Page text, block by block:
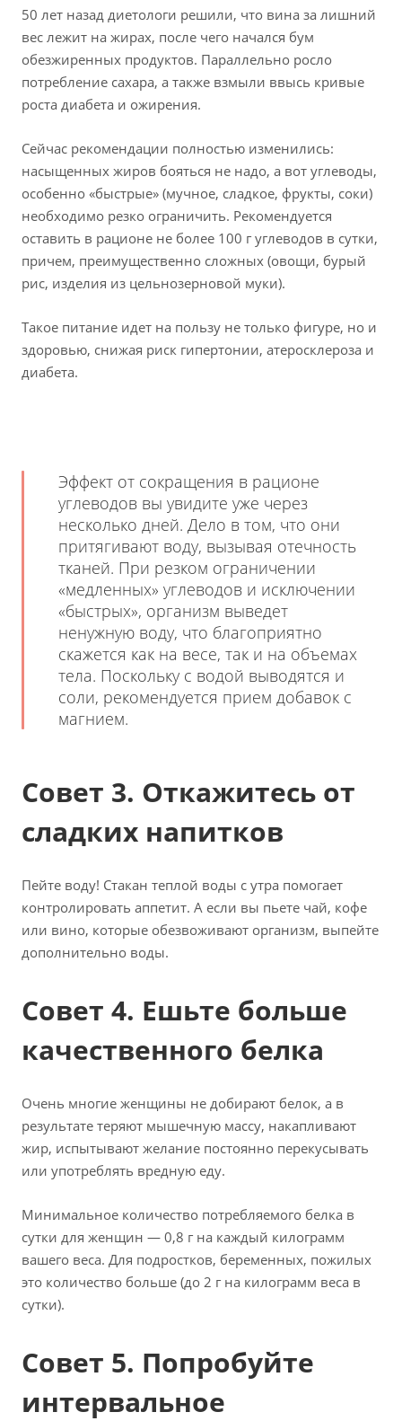
50 лет назад диетологи решили, что вина за лишний
вес лежит на жирах, после чего начался бум
обезжиренных продуктов. Параллельно росло
потребление сахара, а также взмыли ввысь кривые
роста диабета и ожирения.
Сейчас рекомендации полностью изменились:
насыщенных жиров бояться не надо, а вот углеводы,
особенно «быстрые» (мучное, сладкое, фрукты, соки)
необходимо резко ограничить. Рекомендуется
оставить в рационе не более 100 г углеводов в сутки,
причем, преимущественно сложных (овощи, бурый
рис, изделия из цельнозерновой муки).
Такое питание идет на пользу не только фигуре, но и
здоровью, снижая риск гипертонии, атеросклероза и
диабета.
Эффект от сокращения в рационе
углеводов вы увидите уже через
несколько дней. Дело в том, что они
притягивают воду, вызывая отечность
тканей. При резком ограничении
«медленных» углеводов и исключении
«быстрых», организм выведет
ненужную воду, что благоприятно
скажется как на весе, так и на объемах
тела. Поскольку с водой выводятся и
соли, рекомендуется прием добавок с
магнием.
Совет 3. Откажитесь от
сладких напитков
Пейте воду! Стакан теплой воды с утра помогает
контролировать аппетит. А если вы пьете чай, кофе
или вино, которые обезвоживают организм, выпейте
дополнительно воды.
Совет 4. Ешьте больше
качественного белка
Очень многие женщины не добирают белок, а в
результате теряют мышечную массу, накапливают
жир, испытывают желание постоянно перекусывать
или употреблять вредную еду.
Минимальное количество потребляемого белка в
сутки для женщин — 0,8 г на каждый килограмм
вашего веса. Для подростков, беременных, пожилых
это количество больше (до 2 г на килограмм веса в
сутки).
Совет 5. Попробуйте
интервальное